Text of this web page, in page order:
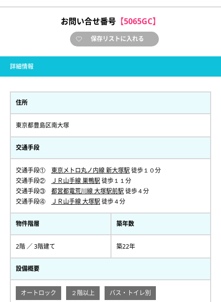
お問い合せ番号 【5065GC】
保存リストに入れる
詳細情報
住所
東京都豊島区南大塚
交通手段
交通手段① 東京メトロ丸ノ内線 新大塚駅 徒歩１０分
交通手段②
ＪＲ山手線 巣鴨駅 徒歩１１分
交通手段③ 都営都電荒川線 大塚駅前駅 徒歩４分
交通手段④
ＪＲ山手線 大塚駅 徒歩４分
物件階層
2階 ／ 3階建て
築年数
築22年
設備概要
オートロック ２階以上 バス・トイレ別